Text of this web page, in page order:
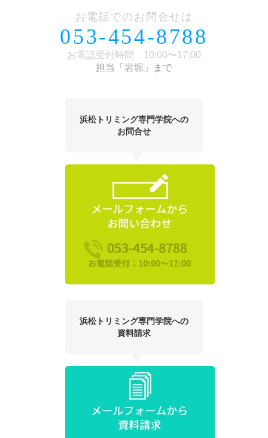
お電話でのお問合せは
053-454-8788
お電話受付時間 10:00〜17:00
担当「岩堀」まで
浜松トリミング専門学院への
お問合せ
浜松トリミング専門学院への
資料請求